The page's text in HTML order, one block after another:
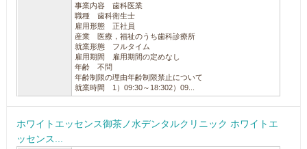
事業内容 歯科医業
職種 歯科衛生士
雇用形態 正社員
産業 医療，福祉のうち歯科診療所
就業形態 フルタイム
雇用期間 雇用期間の定めなし
年齢 不問
年齢制限の理由年齢制限禁止について
就業時間 1）09:30～18:302）09...
ホワイトエッセンス御茶ノ水デンタルクリニック ホワイトエ
ッセンス...